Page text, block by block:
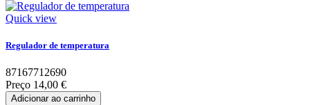
Quick view
Regulador de temperatura
87167712690
Preço 14,00 €
Adicionar ao carrinho